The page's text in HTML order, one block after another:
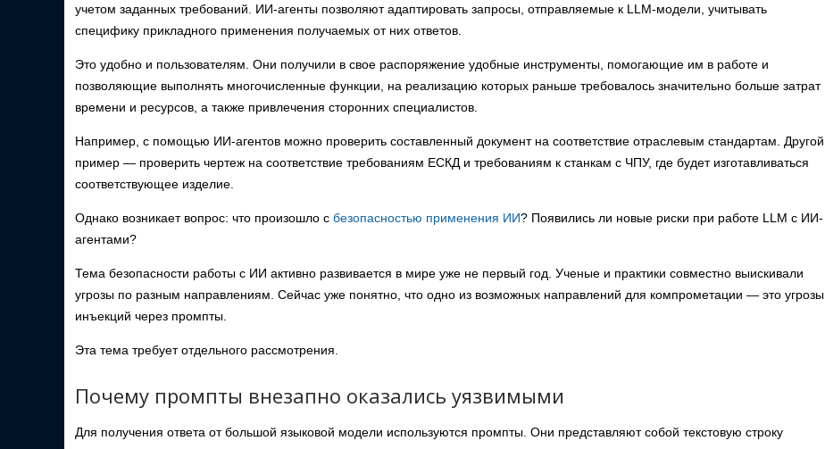
учетом заданных требований. ИИ-агенты позволяют адаптировать запросы, отправляемые к LLM-модели, учитывать
специфику прикладного применения получаемых от них ответов.
Это удобно и пользователям. Они получили в свое распоряжение удобные инструменты, помогающие им в работе и
позволяющие выполнять многочисленные функции, на реализацию которых раньше требовалось значительно больше затрат
времени и ресурсов, а также привлечения сторонних специалистов.
Например, с помощью ИИ-агентов можно проверить составленный документ на соответствие отраслевым стандартам. Другой
пример — проверить чертеж на соответствие требованиям ЕСКД и требованиям к станкам с ЧПУ, где будет изготавливаться
соответствующее изделие.
Однако возникает вопрос: что произошло с безопасностью применения ИИ? Появились ли новые риски при работе LLM с ИИ-
агентами?
Тема безопасности работы с ИИ активно развивается в мире уже не первый год. Ученые и практики совместно выискивали
угрозы по разным направлениям. Сейчас уже понятно, что одно из возможных направлений для компрометации — это угрозы
инъекций через промпты.
Эта тема требует отдельного рассмотрения.
Почему промпты внезапно оказались уязвимыми
Для получения ответа от большой языковой модели используются промпты. Они представляют собой текстовую строку